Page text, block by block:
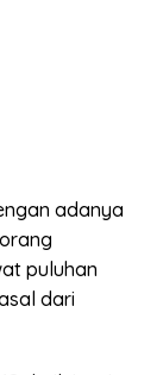
adanya
puluhan
dari